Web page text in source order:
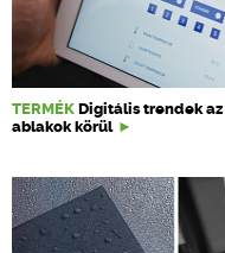
TERMÉK Digitális trendek az
ablakok körül